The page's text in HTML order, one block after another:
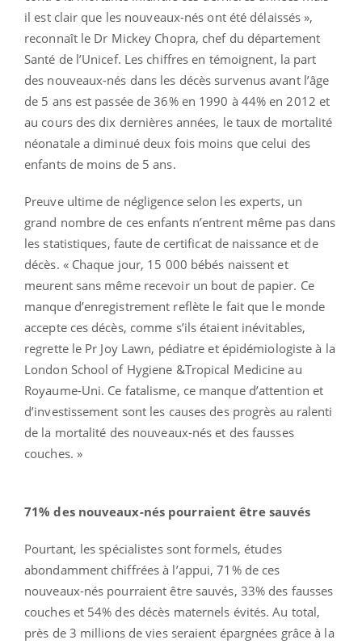
il est clair que les nouveaux-nés ont été délaissés »,
reconnaît le Dr Mickey Chopra, chef du département
Santé de l’Unicef. Les chiffres en témoignent, la part
des nouveaux-nés dans les décès survenus avant l’âge
de 5 ans est passée de 36% en 1990 à 44% en 2012 et
au cours des dix dernières années, le taux de mortalité
néonatale a diminué deux fois moins que celui des
enfants de moins de 5 ans.
Preuve ultime de négligence selon les experts, un
grand nombre de ces enfants n’entrent même pas dans
les statistiques, faute de certificat de naissance et de
décès. « Chaque jour, 15 000 bébés naissent et
meurent sans même recevoir un bout de papier. Ce
manque d’enregistrement reflète le fait que le monde
accepte ces décès, comme s’ils étaient inévitables,
regrette le Pr Joy Lawn, pédiatre et épidémiologiste à la
London School of Hygiene &Tropical Medicine au
Royaume-Uni. Ce fatalisme, ce manque d’attention et
d’investissement sont les causes des progrès au ralenti
de la mortalité des nouveaux-nés et des fausses
couches. »
71% des nouveaux-nés pourraient être sauvés
Pourtant, les spécialistes sont formels, études
abondamment chiffrées à l’appui, 71% de ces
nouveaux-nés pourraient être sauvés, 33% des fausses
couches et 54% des décès maternels évités. Au total,
près de 3 millions de vies seraient épargnées grâce à la